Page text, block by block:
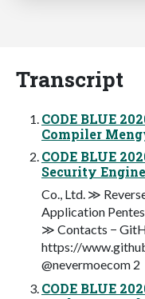
Transcript
CODE BLUE
Compiler
CODE BLUE
Security
Co., Ltd. ≫
Application
≫ Contacts −
https://
@nevermoecom 2
CODE BLUE